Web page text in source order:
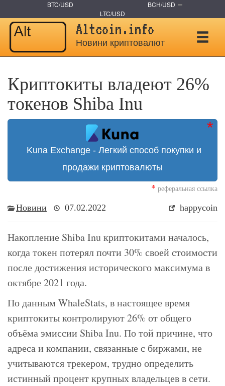
BTC/USD
BCH/USD
LTC/USD
Altcoin.info
Новини криптовалют
Криптокиты владеют 26%
тoкeнoв Shiba Inu
Kuna Exchange - Легкий способ покупки и
продажи криптовалюты
* реферальная ссылка
Новини 07.02.2022 happycoin
Накопление Shiba Inu криптокитами началось,
когда токен потерял почти 30% своей стоимости
после достижения исторического максимума в
октябре 2021 года.
По данным WhaleStats, в настоящее время
криптокиты контролируют 26% от общего
объёма эмиссии Shiba Inu. По той причине, что
адреса и компании, связанные с биржами, не
учитываются трекером, трудно определить
истинный процент крупных владельцев в сети.